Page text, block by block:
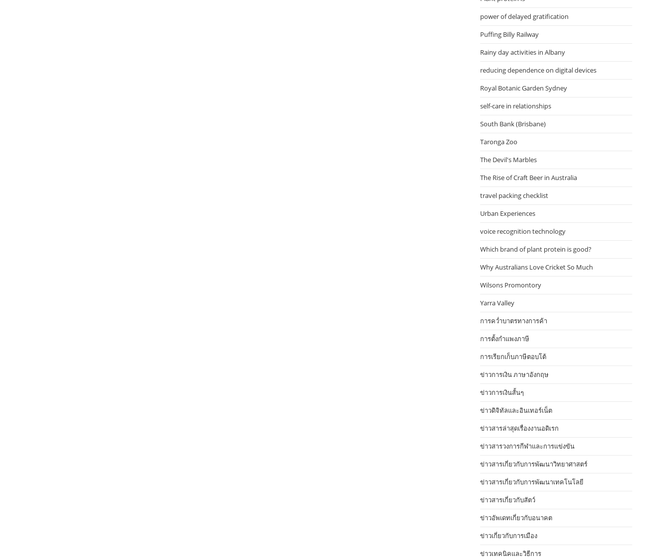
power of delayed gratification
Puffing Billy Railway
Rainy day activities in Albany
reducing dependence on digital devices
Royal Botanic Garden Sydney
self-care in relationships
South Bank (Brisbane)
Taronga Zoo
The Devil's Marbles
The Rise of Craft Beer in Australia
travel packing checklist
Urban Experiences
voice recognition technology
Which brand of plant protein is good?
Why Australians Love Cricket So Much
Wilsons Promontory
Yarra Valley
การคว่ำบาตรทางการค้า
การตั้งกำแพงภาษี
การเรียกเก็บภาษีตอบโต้
ข่าวการเงิน ภาษาอังกฤษ
ข่าวการเงินสั้นๆ
ข่าวดิจิทัลและอินเทอร์เน็ต
ข่าวสารล่าสุดเรื่องงานอดิเรก
ข่าวสารวงการกีฬาและการแข่งขัน
ข่าวสารเกี่ยวกับการพัฒนาวิทยาศาสตร์
ข่าวสารเกี่ยวกับการพัฒนาเทคโนโลยี
ข่าวสารเกี่ยวกับสัตว์
ข่าวอัพเดทเกี่ยวกับอนาคต
ข่าวเกี่ยวกับการเมือง
ข่าวเทคนิคและวิธีการ